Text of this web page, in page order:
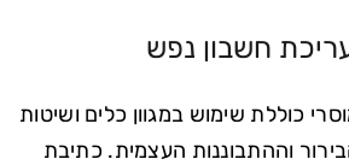
חשבון נפש
כוללת שימוש במגוון כלים ושיטות
וההתבוננות העצמית. כתיבת